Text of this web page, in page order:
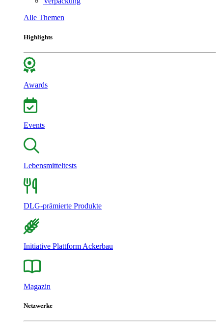
Alle Themen
Highlights
Awards
Events
Lebensmitteltests
DLG-prämierte Produkte
Initiative Plattform Ackerbau
Magazin
Netzwerke